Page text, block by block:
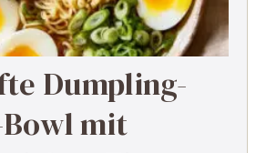
Dumpling-
mit